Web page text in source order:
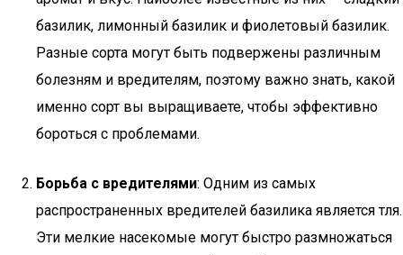
базилик, лимонный базилик и фиолетовый базилик.
Разные сорта могут быть подвержены различным
болезням и вредителям, поэтому важно знать, какой
именно сорт вы выращиваете, чтобы эффективно
бороться с проблемами.
Борьба с вредителями: Одним из самых
распространенных вредителей базилика является тля.
Эти мелкие насекомые могут быстро размножаться